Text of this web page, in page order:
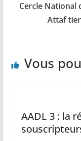
Cercle National
Attaf
Vous
AADL 3 : la